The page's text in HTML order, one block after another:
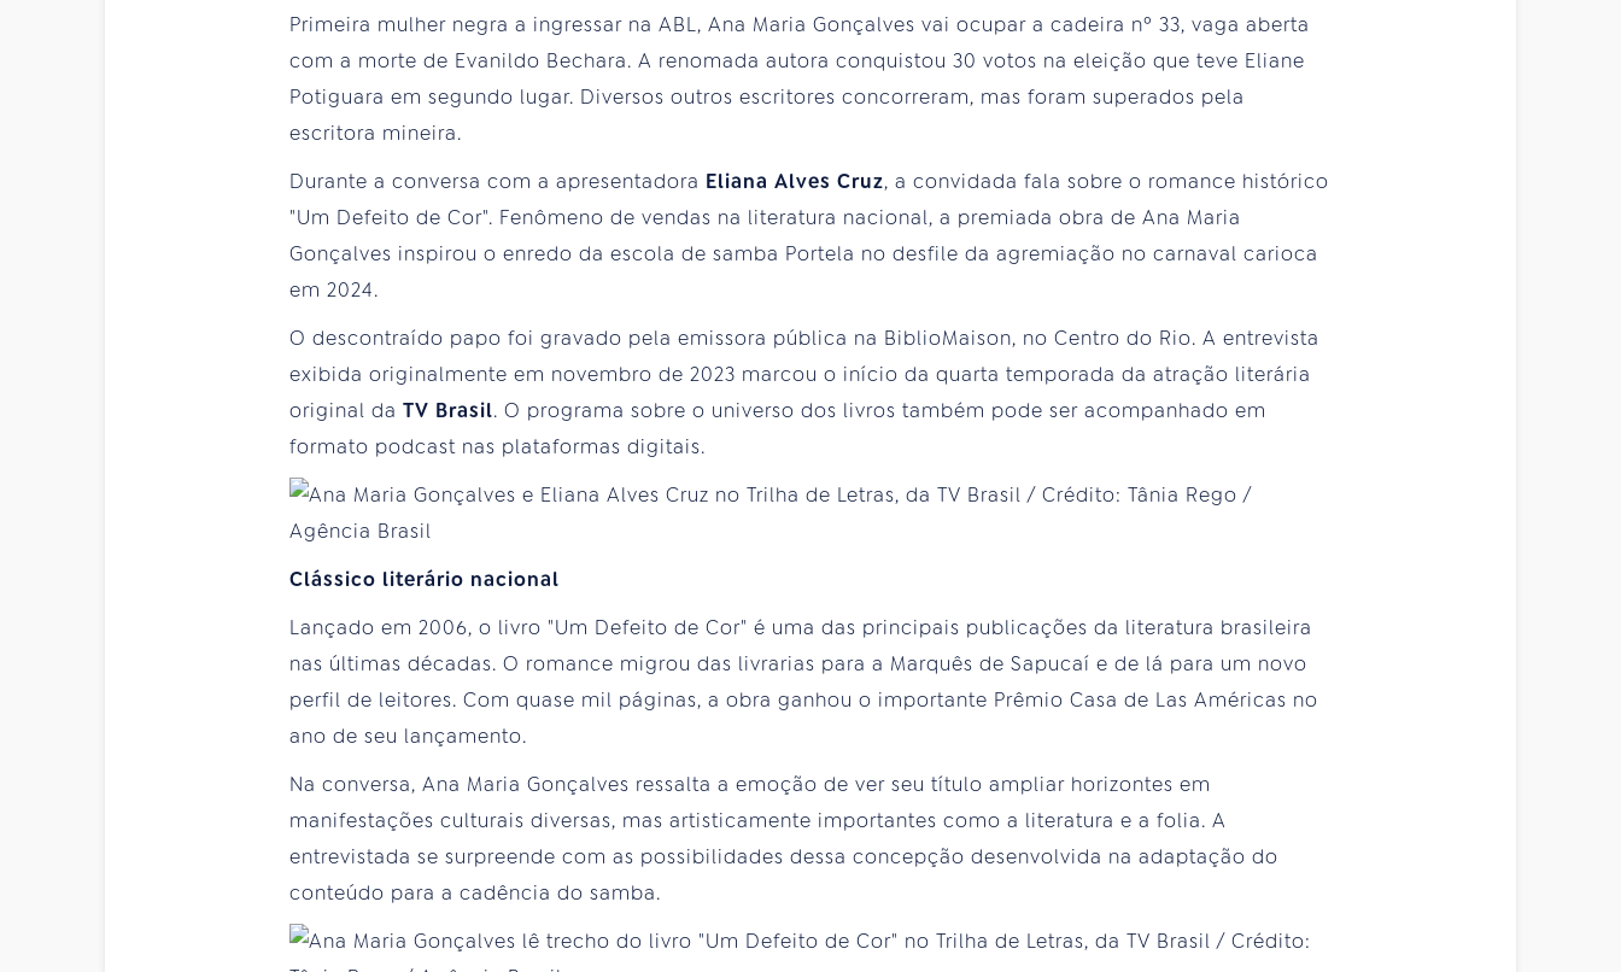
Primeira mulher negra a ingressar na ABL, Ana Maria Gonçalves vai ocupar a cadeira nº 33, vaga aberta
com a morte de Evanildo Bechara. A renomada autora conquistou 30 votos na eleição que teve Eliane
Potiguara em segundo lugar. Diversos outros escritores concorreram, mas foram superados pela
escritora mineira.
Durante a conversa com a apresentadora Eliana Alves Cruz, a convidada fala sobre o romance histórico
"Um Defeito de Cor". Fenômeno de vendas na literatura nacional, a premiada obra de Ana Maria
Gonçalves inspirou o enredo da escola de samba Portela no desfile da agremiação no carnaval carioca
em 2024.
O descontraído papo foi gravado pela emissora pública na BiblioMaison, no Centro do Rio. A entrevista
exibida originalmente em novembro de 2023 marcou o início da quarta temporada da atração literária
original da TV Brasil. O programa sobre o universo dos livros também pode ser acompanhado em
formato podcast nas plataformas digitais.
Clássico literário nacional
Lançado em 2006, o livro "Um Defeito de Cor" é uma das principais publicações da literatura brasileira
nas últimas décadas. O romance migrou das livrarias para a Marquês de Sapucaí e de lá para um novo
perfil de leitores. Com quase mil páginas, a obra ganhou o importante Prêmio Casa de Las Américas no
ano de seu lançamento.
Na conversa, Ana Maria Gonçalves ressalta a emoção de ver seu título ampliar horizontes em
manifestações culturais diversas, mas artisticamente importantes como a literatura e a folia. A
entrevistada se surpreende com as possibilidades dessa concepção desenvolvida na adaptação do
conteúdo para a cadência do samba.